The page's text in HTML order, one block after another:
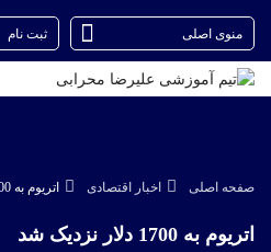
منوی اصلی ثبت نام
صفحه اصلی اخبار اقتصادی اتریوم به 1700 دلار نزدیک شد
اتریوم به 1700 دلار نزدیک شد
تلگرام